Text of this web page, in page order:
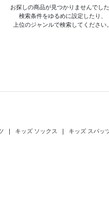
お探しの商品が見つかりませんでした
検索条件をゆるめに設定したり、
上位のジャンルで検索してください。
キッズ ソックス キッズ スパッ